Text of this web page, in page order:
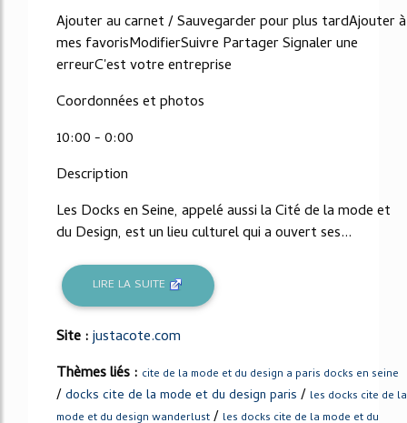
Ajouter au carnet / Sauvegarder pour plus tardAjouter à
mes favorisModifierSuivre Partager Signaler une
erreurC'est votre entreprise
Coordonnées et photos
10:00 - 0:00
Description
Les Docks en Seine, appelé aussi la Cité de la mode et
du Design, est un lieu culturel qui a ouvert ses...
LIRE LA SUITE
Site :justacote.com
Thèmes liés : cite de la mode et du design a paris docks en seine
/docks cite de la mode et du design paris / les docks cite de la
mode et du design wanderlust / les docks cite de la mode et du